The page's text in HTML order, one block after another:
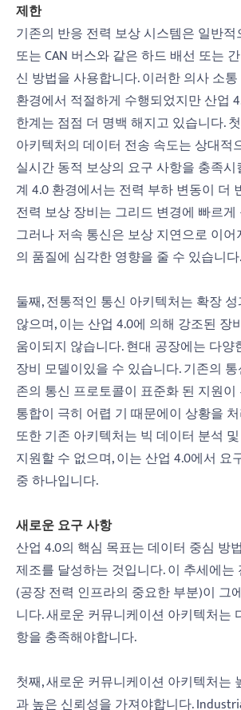
제한
기존의 반응 전력 보상 시스템은 일반적
또는 CAN 버스와 같은 하드 배선 또는
신 방법을 사용합니다. 이러한 의사 소
환경에서 적절하게 수행되었지만 산업
한계는 점점 더 명백 해지고 있습니다.
아키텍처의 데이터 전송 속도는 상대적
실시간 동적 보상의 요구 사항을 충족시
계 4.0 환경에서는 전력 부하 변동이 더
전력 보상 장비는 그리드 변경에 빠르
그러나 저속 통신은 보상 지연으로 이
의 품질에 심각한 영향을 줄 수 있습니다.
둘째, 전통적인 통신 아키텍처는 확장
않으며, 이는 산업 4.0에 의해 강조된 장
움이되지 않습니다. 현대 공장에는 다양
장비 모델이있을 수 있습니다. 기존의
존의 통신 프로토콜이 표준화 된 지원
통합이 극히 어렵 기 때문에이 상황을
또한 기존 아키텍처는 빅 데이터 분석
지원할 수 없으며, 이는 산업 4.0에서 요
중 하나입니다.
새로운 요구 사항
산업 4.0의 핵심 목표는 데이터 중심 방
제조를 달성하는 것입니다. 이 추세에는
(공장 전력 인프라의 중요한 부분)이 그
니다. 새로운 커뮤니케이션 아키텍처는
항을 충족해야합니다.
첫째, 새로운 커뮤니케이션 아키텍처는
과 높은 신뢰성을 가져야합니다.